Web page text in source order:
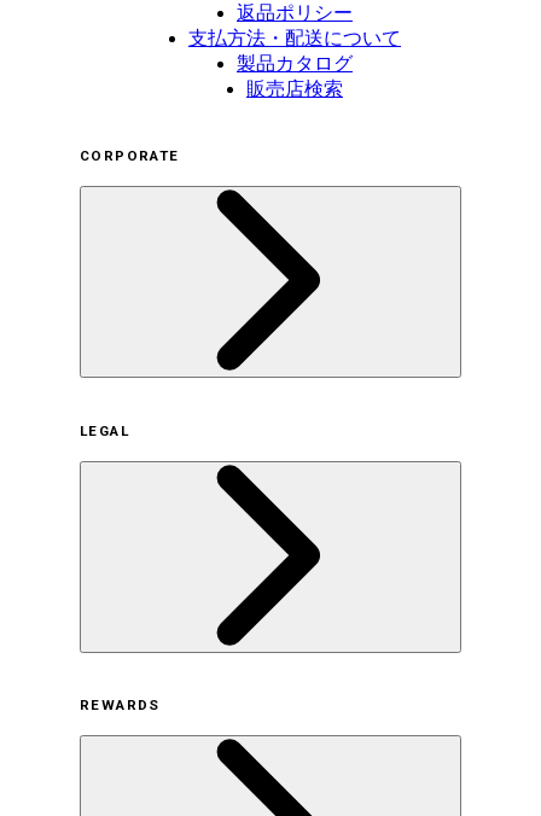
返品ポリシー
支払方法・配送について
製品カタログ
販売店検索
CORPORATE
サステナビリティの取り組み（日本）
サステナビリティの取り組み（米国/英語）
ヒストリー
採用情報
LEGAL
オンラインストア利用規約
プライバシーポリシー
特定商取引法に基づく表示
古物営業法に基づく表示
REWARDS